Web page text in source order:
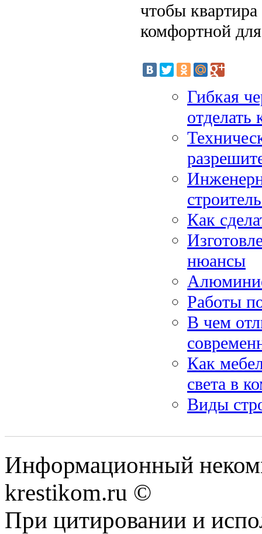
чтобы
комфортной
Гибкая
отделать
Как
нюансы
Работы
В чем
Как
света в
Виды
Информационный
krestikom.ru ©
При цитировании и